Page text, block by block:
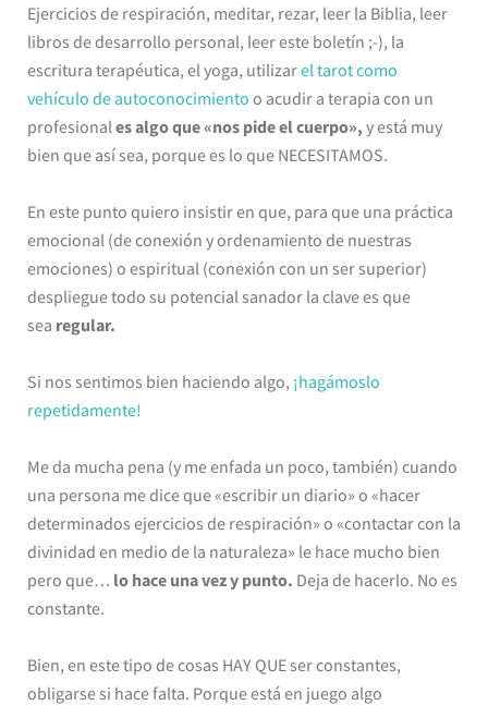
Ejercicios de respiración, meditar, rezar, leer la Biblia, leer
libros de desarrollo personal, leer este boletín ;-), la
escritura terapéutica, el yoga, utilizarel tarot como
vehículo de autoconocimiento o acudir a terapia con un
profesional es algo que «nos pide el cuerpo», y está muy
bien que así sea, porque es lo que NECESITAMOS.
En este punto quiero insistir en que, para que una práctica
emocional (de conexión y ordenamiento de nuestras
emociones) o espiritual (conexión con un ser superior)
despliegue todo su potencial sanador la clave es que
sea regular.
Si nos sentimos bien haciendo algo, ¡hagámoslo
repetidamente!
Me da mucha pena (y me enfada un poco, también) cuando
una persona me dice que «escribir un diario» o «hacer
determinados ejercicios de respiración» o «contactar con la
divinidad en medio de la naturaleza» le hace mucho bien
pero que… lo hace una vez y punto. Deja de hacerlo. No es
constante.
Bien, en este tipo de cosas HAY QUE ser constantes,
obligarse si hace falta. Porque está en juego algo